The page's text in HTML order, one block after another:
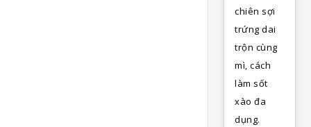
chiên sợi
trứng dai
trộn cùng
mì, cách
làm sốt
xào đa
dụng.